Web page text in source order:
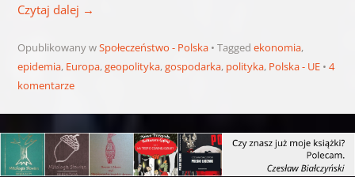
Czytaj dalej →
Opublikowany wSpołeczeństwo - Polska Tagged ekonomia,
epidemia, Europa,geopolityka,gospodarka, polityka, Polska - UE
4
komentarze